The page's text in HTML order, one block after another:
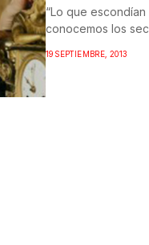
“Lo que
conocemos los
19 SEPTIEMBRE, 2013